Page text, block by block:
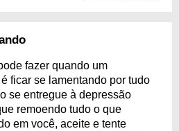
fazer quando um
ficar se lamentando por tudo
se entregue à depressão
remoendo tudo o que
em você, aceite e tente